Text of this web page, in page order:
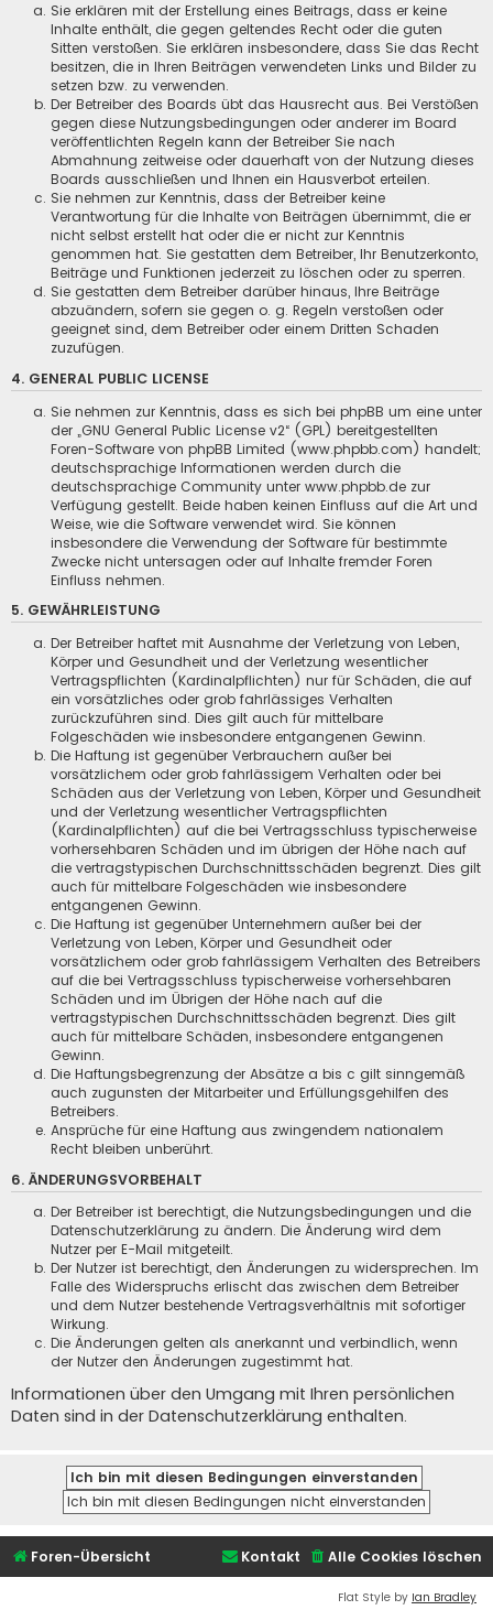
Sie erklären mit der Erstellung eines Beitrags, dass er keine
Inhalte enthält, die gegen geltendes Recht oder die guten
Sitten verstoßen. Sie erklären insbesondere, dass Sie das Recht
besitzen, die in Ihren Beiträgen verwendeten Links und Bilder zu
setzen bzw. zu verwenden.
Der Betreiber des Boards übt das Hausrecht aus. Bei Verstößen
gegen diese Nutzungsbedingungen oder anderer im Board
veröffentlichten Regeln kann der Betreiber Sie nach
Abmahnung zeitweise oder dauerhaft von der Nutzung dieses
Boards ausschließen und Ihnen ein Hausverbot erteilen.
Sie nehmen zur Kenntnis, dass der Betreiber keine
Verantwortung für die Inhalte von Beiträgen übernimmt, die er
nicht selbst erstellt hat oder die er nicht zur Kenntnis
genommen hat. Sie gestatten dem Betreiber, Ihr Benutzerkonto,
Beiträge und Funktionen jederzeit zu löschen oder zu sperren.
Sie gestatten dem Betreiber darüber hinaus, Ihre Beiträge
abzuändern, sofern sie gegen o. g. Regeln verstoßen oder
geeignet sind, dem Betreiber oder einem Dritten Schaden
zuzufügen.
4. GENERAL PUBLIC LICENSE
Sie nehmen zur Kenntnis, dass es sich bei phpBB um eine unter
der „GNU General Public License v2“ (GPL) bereitgestellten
Foren-Software von phpBB Limited (www.phpbb.com) handelt;
deutschsprachige Informationen werden durch die
deutschsprachige Community unter www.phpbb.de zur
Verfügung gestellt. Beide haben keinen Einfluss auf die Art und
Weise, wie die Software verwendet wird. Sie können
insbesondere die Verwendung der Software für bestimmte
Zwecke nicht untersagen oder auf Inhalte fremder Foren
Einfluss nehmen.
5. GEWÄHRLEISTUNG
Der Betreiber haftet mit Ausnahme der Verletzung von Leben,
Körper und Gesundheit und der Verletzung wesentlicher
Vertragspflichten (Kardinalpflichten) nur für Schäden, die auf
ein vorsätzliches oder grob fahrlässiges Verhalten
zurückzuführen sind. Dies gilt auch für mittelbare
Folgeschäden wie insbesondere entgangenen Gewinn.
Die Haftung ist gegenüber Verbrauchern außer bei
vorsätzlichem oder grob fahrlässigem Verhalten oder bei
Schäden aus der Verletzung von Leben, Körper und Gesundheit
und der Verletzung wesentlicher Vertragspflichten
(Kardinalpflichten) auf die bei Vertragsschluss typischerweise
vorhersehbaren Schäden und im übrigen der Höhe nach auf
die vertragstypischen Durchschnittsschäden begrenzt. Dies gilt
auch für mittelbare Folgeschäden wie insbesondere
entgangenen Gewinn.
Die Haftung ist gegenüber Unternehmern außer bei der
Verletzung von Leben, Körper und Gesundheit oder
vorsätzlichem oder grob fahrlässigem Verhalten des Betreibers
auf die bei Vertragsschluss typischerweise vorhersehbaren
Schäden und im Übrigen der Höhe nach auf die
vertragstypischen Durchschnittsschäden begrenzt. Dies gilt
auch für mittelbare Schäden, insbesondere entgangenen
Gewinn.
Die Haftungsbegrenzung der Absätze a bis c gilt sinngemäß
auch zugunsten der Mitarbeiter und Erfüllungsgehilfen des
Betreibers.
Ansprüche für eine Haftung aus zwingendem nationalem
Recht bleiben unberührt.
6. ÄNDERUNGSVORBEHALT
Der Betreiber ist berechtigt, die Nutzungsbedingungen und die
Datenschutzerklärung zu ändern. Die Änderung wird dem
Nutzer per E-Mail mitgeteilt.
Der Nutzer ist berechtigt, den Änderungen zu widersprechen. Im
Falle des Widerspruchs erlischt das zwischen dem Betreiber
und dem Nutzer bestehende Vertragsverhältnis mit sofortiger
Wirkung.
Die Änderungen gelten als anerkannt und verbindlich, wenn
der Nutzer den Änderungen zugestimmt hat.
Informationen über den Umgang mit Ihren persönlichen
Daten sind in der Datenschutzerklärung enthalten.
Foren-Übersicht Alle Cookies löschen
Kontakt
Flat Style by Ian Bradley